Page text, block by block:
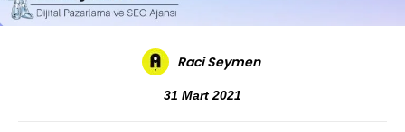
Raci Seymen
31 Mart 2021